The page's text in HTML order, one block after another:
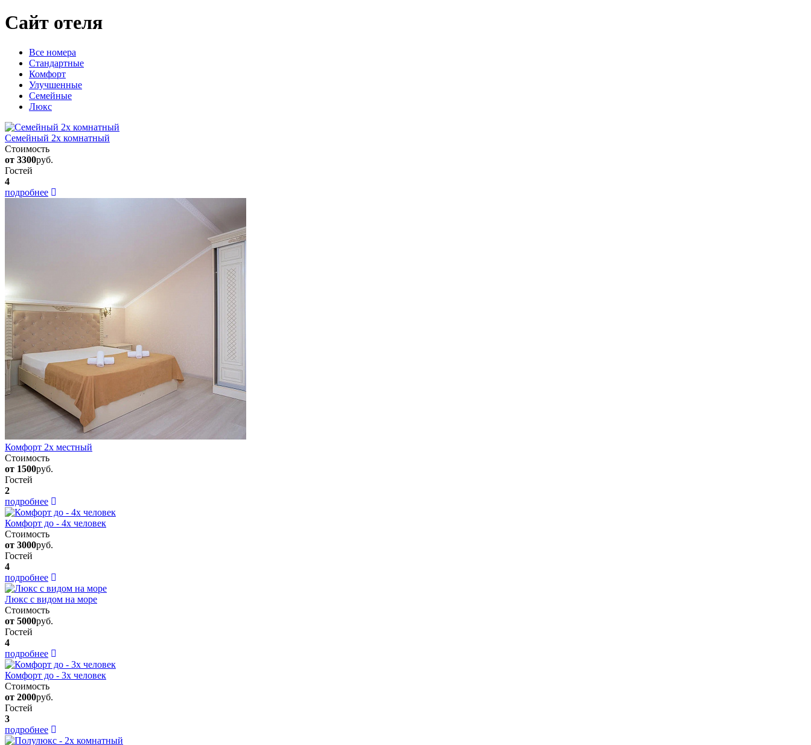
Сайт отеля
Вcе номера
Стандартные
Комфорт
Улучшенные
Семейные
Люкс
Семейный 2х комнатный
Стоимость
от 3300руб.
Гостей
4
подробнее
Комфорт 2х местный
Стоимость
от 1500руб.
Гостей
2
подробнее
Комфорт до - 4х человек
Стоимость
от 3000руб.
Гостей
4
подробнее
Люкс с видом на море
Стоимость
от 5000руб.
Гостей
4
подробнее
Комфорт до - 3х человек
Стоимость
от 2000руб.
Гостей
3
подробнее